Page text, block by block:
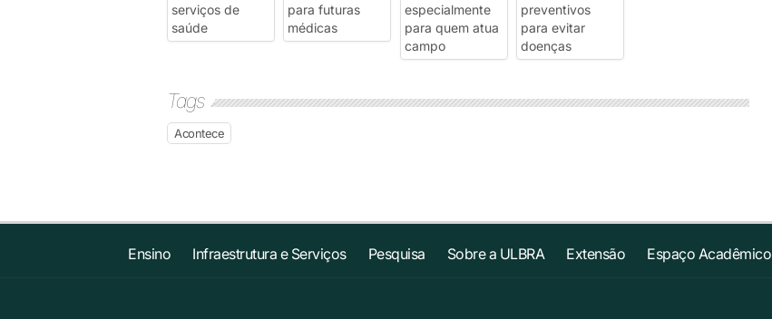
Tags
Acontece
Ensino Infraestrutura e Serviços Pesquisa Sobre a ULBRA Extensão Espaço Acadêmico